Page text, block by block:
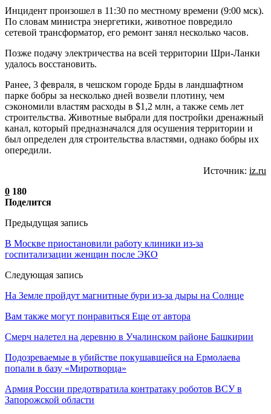
Инцидент произошел в 11:30 по местному времени (9:00 мск).
По словам министра энергетики, животное повредило
сетевой трансформатор, его ремонт занял несколько часов.
Позже подачу электричества на всей территории Шри-Ланки
удалось восстановить.
Ранее, 3 февраля, в чешском городе Брды в ландшафтном
парке бобры за несколько дней возвели плотину, чем
сэкономили властям расходы в $1,2 млн, а также семь лет
строительства. Животные выбрали для постройки дренажный
канал, который предназначался для осушения территории и
был определен для строительства властями, однако бобры их
опередили.
Источник: iz.ru
0 180
Поделится
Предыдущая запись
В Москве приостановили работу клиники из-за
госпитализации женщин после ЭКО
Следующая запись
На Земле пройдут магнитные бури из-за дыры на Солнце
Вам также могут понравиться Еще от автора
Смерч налетел на деревню в Учалинском районе Башкирии
Подозреваемые в убийстве покушавшейся на Ермолаева
попали в базу «Миротворца»
Армия России предотвратила контратаку роботов ВСУ в
Запорожской области